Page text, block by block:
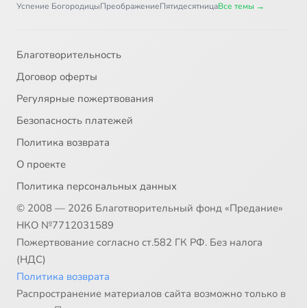
Успение БогородицыПреображениеПятидесятницаВсе темы →
Благотворительность
Договор оферты
Регулярные пожертвования
Безопасность платежей
Политика возврата
О проекте
Политика персональных данных
© 2008 — 2026 Благотворительный фонд «Предание»
НКО №7712031589
Пожертвование согласно ст.582 ГК РФ. Без налога
(НДС)
Политика возврата
Распространение материалов сайта возможно только в